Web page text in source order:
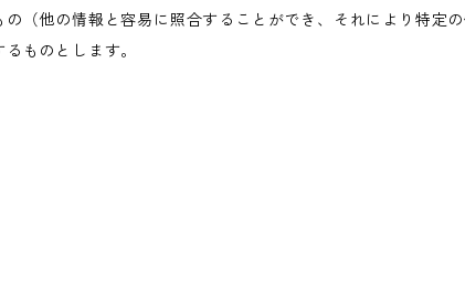
（他の情報と容易に照合することができ、それにより特定
ものとします。